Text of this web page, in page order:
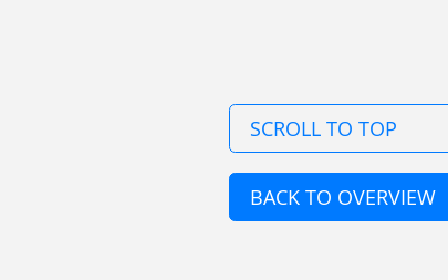
SCROLL TO TOP
BACK TO OVERVIEW